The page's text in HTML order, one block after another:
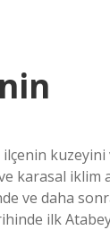
kuzeyini
karasal iklim
ve daha
ilk